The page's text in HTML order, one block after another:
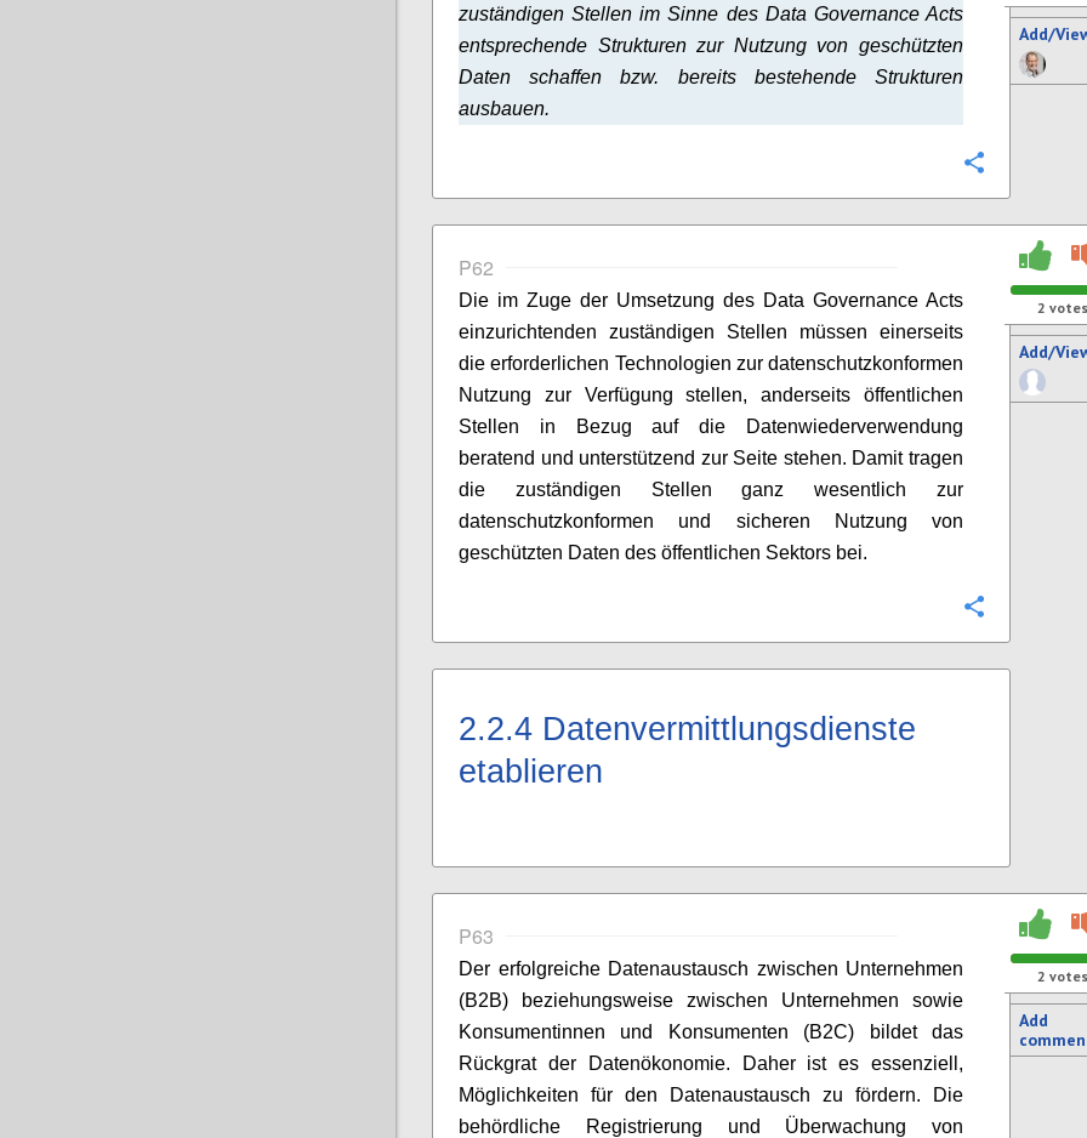
zuständigen Stellen im Sinne des Data Governance Acts
entsprechende Strukturen zur Nutzung von geschützten
Daten schaffen bzw. bereits bestehende Strukturen
ausbauen.
Add/
P62
Die im Zuge der Umsetzung des Data Governance Acts
einzurichtenden zuständigen Stellen müssen einerseits
die erforderlichen Technologien zur datenschutzkonformen
Nutzung zur Verfügung stellen, anderseits öffentlichen
Stellen in Bezug auf die Datenwiederverwendung
beratend und unterstützend zur Seite stehen. Damit tragen
die zuständigen Stellen ganz wesentlich zur
datenschutzkonformen und sicheren Nutzung von
geschützten Daten des öffentlichen Sektors bei.
2 votes
Add/
2.2.4 Datenvermittlungsdienste
etablieren
P63
Der erfolgreiche Datenaustausch zwischen Unternehmen
(B2B) beziehungsweise zwischen Unternehmen sowie
Konsumentinnen und Konsumenten (B2C) bildet das
Rückgrat der Datenökonomie. Daher ist es essenziell,
Möglichkeiten für den Datenaustausch zu fördern. Die
behördliche Registrierung und Überwachung von
2 votes
Add